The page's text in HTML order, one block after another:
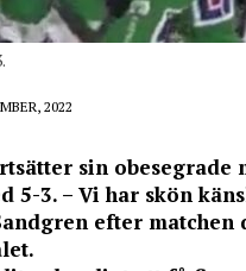
2022
sin
5-3. – Vi har skön
efter